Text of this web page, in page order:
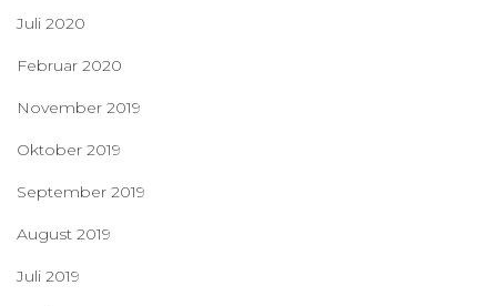
Juli 2020
Februar 2020
November 2019
Oktober 2019
September 2019
August 2019
Juli 2019